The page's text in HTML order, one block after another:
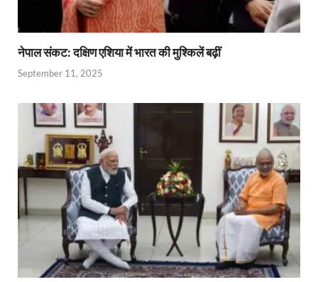
नेपाल संकट: दक्षिण एशिया में भारत की मुश्किलें बढ़ीं
September 11, 2025